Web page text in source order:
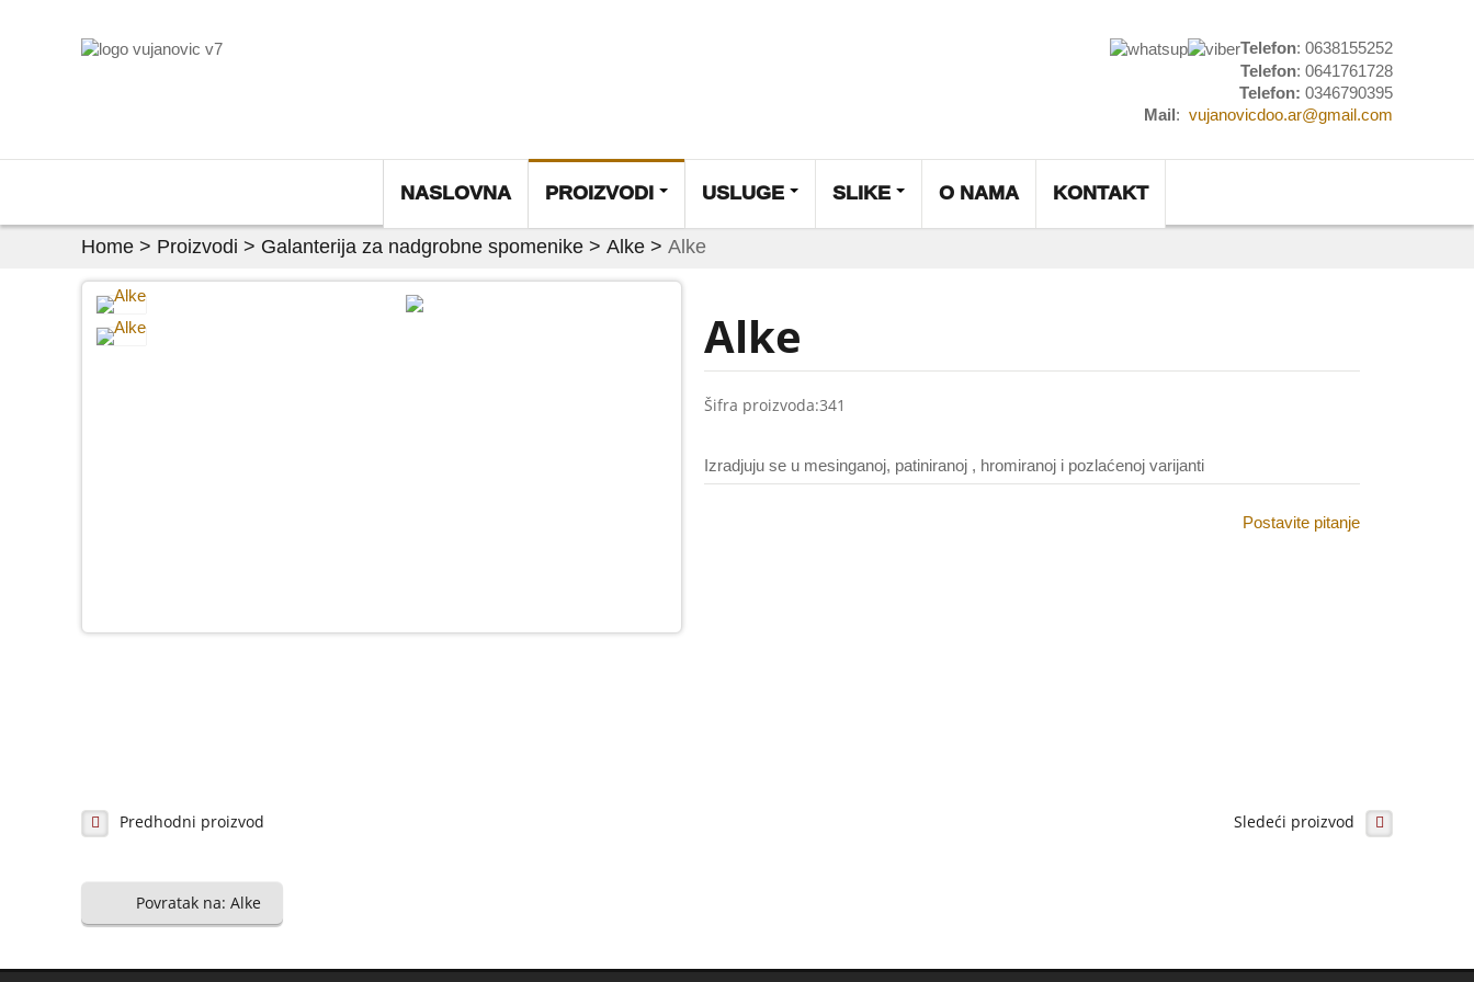
Telefon: 0638155252
Telefon: 0641761728
Telefon: 0346790395
Mail: vujanovicdoo.ar@gmail.com
NASLOVNA PROIZVODI USLUGE SLIKE O NAMA KONTAKT
Home > Proizvodi > Galanterija za nadgrobne spomenike > Alke > Alke
Alke
Šifra proizvoda:341
Izradjuju se u mesinganoj, patiniranoj , hromiranoj i pozlaćenoj varijanti
Postavite pitanje
Predhodni proizvod Sledeći proizvod
Povratak na: Alke